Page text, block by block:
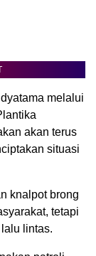
melalui
akan terus
situasi
knalpot brong
tetapi
lintas.